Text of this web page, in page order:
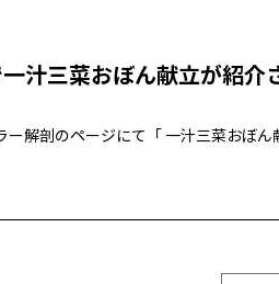
汁三菜おぼん献立が紹介
解剖のページにて「 一汁三菜おぼ